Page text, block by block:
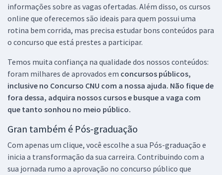
informações sobre as vagas ofertadas. Além disso, os cursos
online que oferecemos são ideais para quem possui uma
rotina bem corrida, mas precisa estudar bons conteúdos para
o concurso que está prestes a participar.
Temos muita confiança na qualidade dos nossos conteúdos:
foram milhares de aprovados em concursos públicos,
inclusive no Concurso CNU com a nossa ajuda. Não fique de
fora dessa, adquira nossos cursos e busque a vaga com
que tanto sonhou no meio público.
Gran também é Pós-graduação
Com apenas um clique, você escolhe a sua Pós-graduação e
inicia a transformação da sua carreira. Contribuindo com a
sua jornada rumo a aprovação no concurso público que